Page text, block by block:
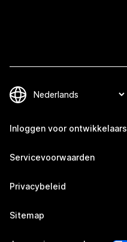
Inloggen voor ontwikkelaars
Servicevoorwaarden
Privacybeleid
Sitemap